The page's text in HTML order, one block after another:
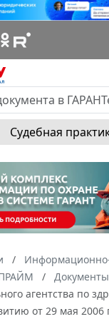
Судебная
агентства по
от 29 мая 2006